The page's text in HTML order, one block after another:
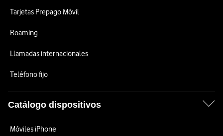
Tarjetas Prepago Móvil
Roaming
Llamadas internacionales
Teléfono fijo
Catálogo dispositivos
Móviles iPhone